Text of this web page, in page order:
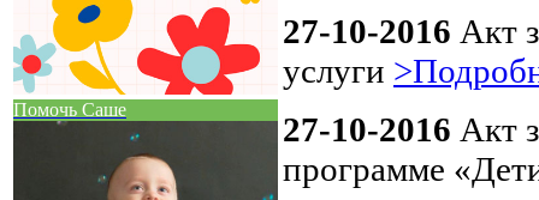
Помочь Саше
27-10-2016 Акт
услуги
27-10-2016 Акт
программе